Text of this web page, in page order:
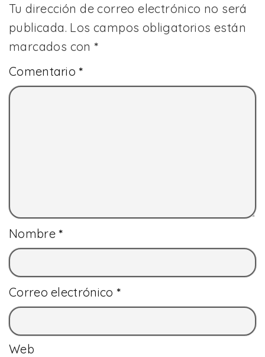
Tu dirección de correo electrónico no será
publicada. Los campos obligatorios están
marcados con*
Comentario*
Nombre*
Correo electrónico *
Web